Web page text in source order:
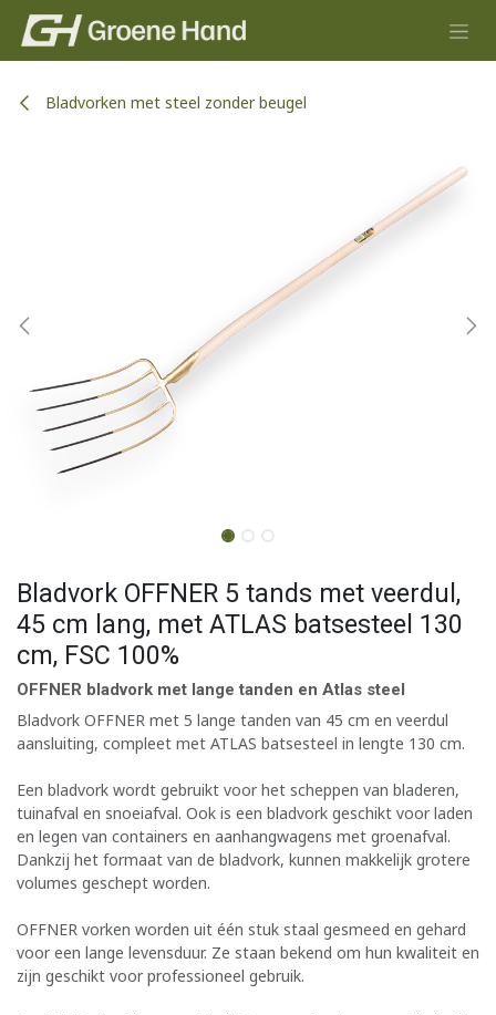
Overslaan naar inhoud
Bladvorken met steel zonder beugel
Bladvork OFFNER 5 tands met veerdul,
45 cm lang, met ATLAS batsesteel 130
cm, FSC 100%
OFFNER bladvork met lange tanden en Atlas steel
Bladvork OFFNER met 5 lange tanden van 45 cm en veerdul
aansluiting, compleet met ATLAS batsesteel in lengte 130 cm.
Een bladvork wordt gebruikt voor het scheppen van bladeren,
tuinafval en snoeiafval. Ook is een bladvork geschikt voor laden
en legen van containers en aanhangwagens met groenafval.
Dankzij het formaat van de bladvork, kunnen makkelijk grotere
volumes geschept worden.
OFFNER vorken worden uit één stuk staal gesmeed en gehard
voor een lange levensduur. Ze staan bekend om hun kwaliteit en
zijn geschikt voor professioneel gebruik.